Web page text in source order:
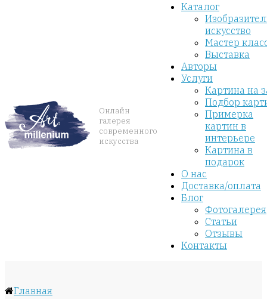
Онлайн
галерея
современного
искусства
Каталог
искусство
Мастер
Выставка
Авторы
Услуги
Картина на
Подбор
Примерка
картин в
интерьере
Картина в
подарок
О нас
Доставка/оплата
Блог
Фотогалерея
Статьи
Отзывы
Контакты
Главная